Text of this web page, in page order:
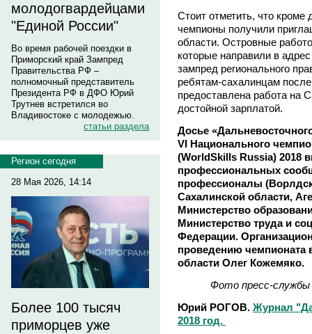
молодогвардейцами
"Единой России"
Во время рабочей поездки в
Приморский край Зампред
Правительства РФ –
полномочный представитель
Президента РФ в ДФО Юрий
Трутнев встретился во
Владивостоке с молодежью.
статьи раздела
Регион сегодня
28 Мая 2026, 14:14
Более 100 тысяч
приморцев уже
Стоит отметить, что
чемпионы получили
области. Островные
которые направили в
зампред регионального
ребятам-сахалинцам
предоставлена работа на
достойной зарплатой.
Досье
VI Национального
(WorldSkills Russia) 2018
профессиональных
профессионалы
Сахалинской области,
Министерство
Министерство труда и
Федерации.
проведению чемпионата
области Олег Кожемяко.
Фото пресс-службы
Юрий РОГОВ. Журнал
2018 год.